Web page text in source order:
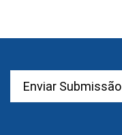
Enviar Submissão